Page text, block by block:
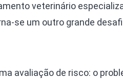
veterinário
se um outro grande
avaliação de risco: o